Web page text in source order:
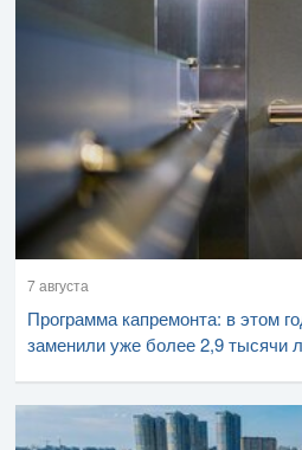
7 августа
Программа капремонта: в этом
заменили уже более 2,9 тысячи